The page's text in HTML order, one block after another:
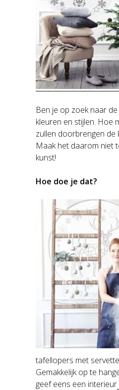
Ben je op zoek naar
kleuren en stijlen. Hoe
zullen doorbrengen de
Maak het daarom niet
kunst!
Hoe doe je dat?
tafellopers met
Gemakkelijk op te
geef eens een interieur